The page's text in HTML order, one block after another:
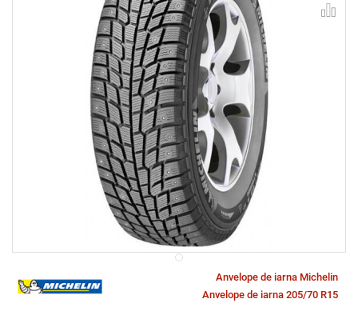
Anvelope de iarna Michelin
Anvelope de iarna 205/70 R15